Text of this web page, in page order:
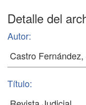
Detalle del
Autor:
Título: